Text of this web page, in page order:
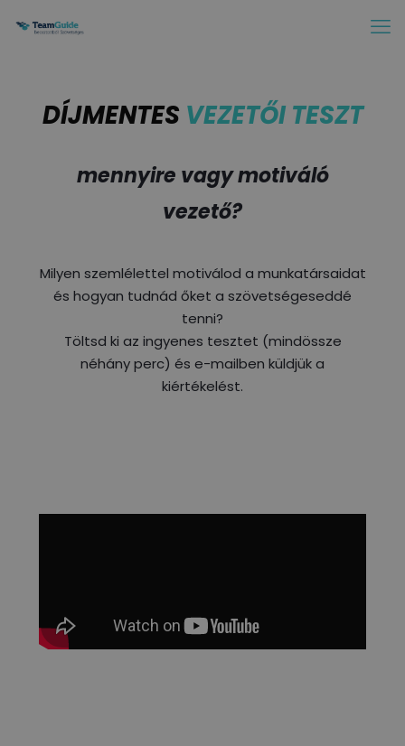
DÍJMENTES VEZETŐI TESZT
mennyire vagy motiváló
vezető?
Milyen szemlélettel motiválod a munkatársaidat
és hogyan tudnád őket a szövetségeseddé
tenni?
Töltsd ki az ingyenes tesztet (mindössze
néhány perc) és e-mailben küldjük a
kiértékelést.